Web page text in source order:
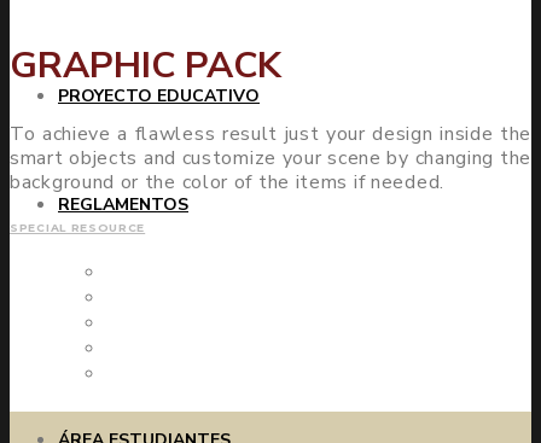
PROYECTO EDUCATIVO
REGLAMENTOS
GRAPHIC PACK
To achieve a flawless result just your design inside the
smart objects and customize your scene by changing the
background or the color of the items if needed.
SPECIAL RESOURCE